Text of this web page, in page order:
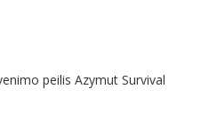
peilis Azymut Survival